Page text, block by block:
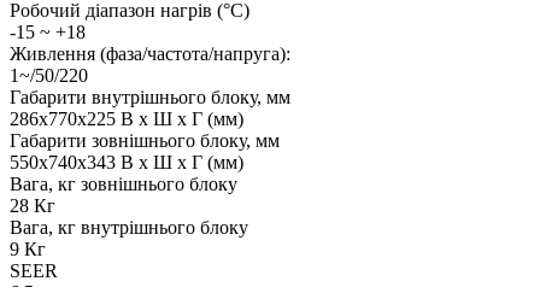
Робочий діапазон нагрів (°C)
-15 ~ +18
Живлення (фаза/частота/напруга):
1~/50/220
Габарити внутрішнього блоку, мм
286x770x225 В x Ш x Г (мм)
Габарити зовнішнього блоку, мм
550x740x343 В x Ш x Г (мм)
Вага, кг зовнішнього блоку
28 Кг
Вага, кг внутрішнього блоку
9 Кг
SEER